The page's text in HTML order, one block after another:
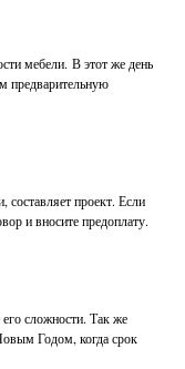
мебели. В этот же день
предварительную
проект. Если
и вносите предоплату.
сложности. Так же
Годом, когда срок